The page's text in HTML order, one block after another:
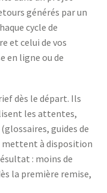
générés par un
cycle de
et celui de vos
en ligne ou de
dès le départ. Ils
les attentes,
guides de
mettent à disposition
: moins de
la première remise,